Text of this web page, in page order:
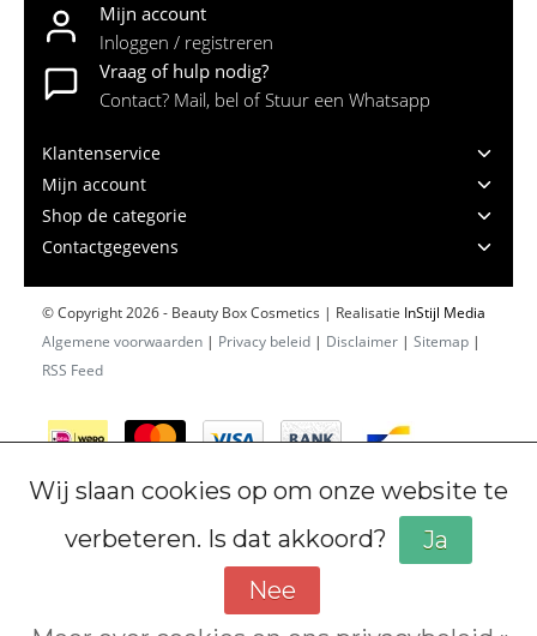
Mijn account
Inloggen / registreren
Vraag of hulp nodig?
Contact? Mail, bel of Stuur een Whatsapp
Klantenservice
Mijn account
Shop de categorie
Contactgegevens
© Copyright 2026 - Beauty Box Cosmetics | Realisatie InStijl Media
Algemene voorwaarden | Privacy beleid | Disclaimer | Sitemap |
RSS Feed
Wij slaan cookies op om onze website te
verbeteren. Is dat akkoord?
Ja
Nee